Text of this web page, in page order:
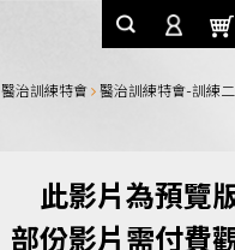
醫治訓練特會 醫治訓練特會-訓練
此影片為預覽
部份影片需付費